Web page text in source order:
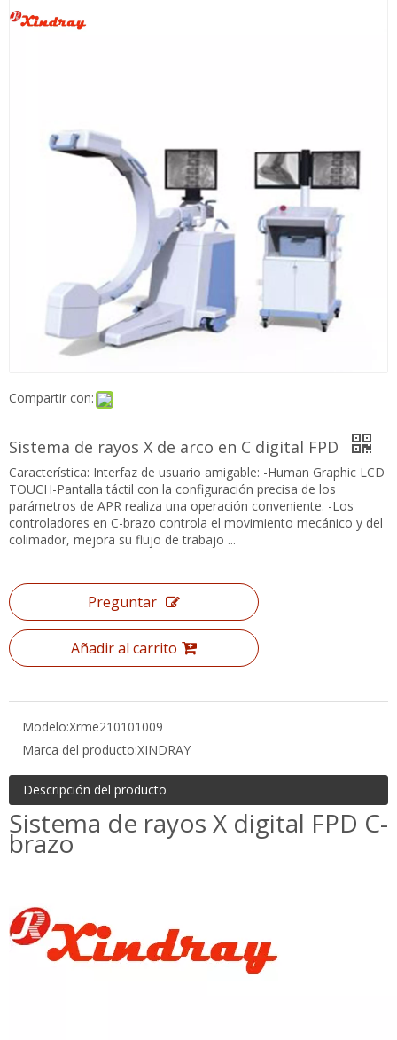
Compartir con:
Sistema de rayos X de arco en C digital FPD
Característica: Interfaz de usuario amigable: -Human Graphic
LCD TOUCH-Pantalla táctil con la configuración precisa de los
parámetros de APR realiza una operación conveniente. -Los
controladores en C-brazo controla el movimiento mecánico y
del colimador, mejora su flujo de trabajo ...
Añadir al carrito
Descripción del producto
Sistema de rayos X digital FPD
C-brazo